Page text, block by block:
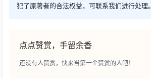
犯了原著者的合法权益，可联系我们进行处理。
点点赞赏，手留余香
还没有人赞赏，快来当第一个赞赏的人吧！